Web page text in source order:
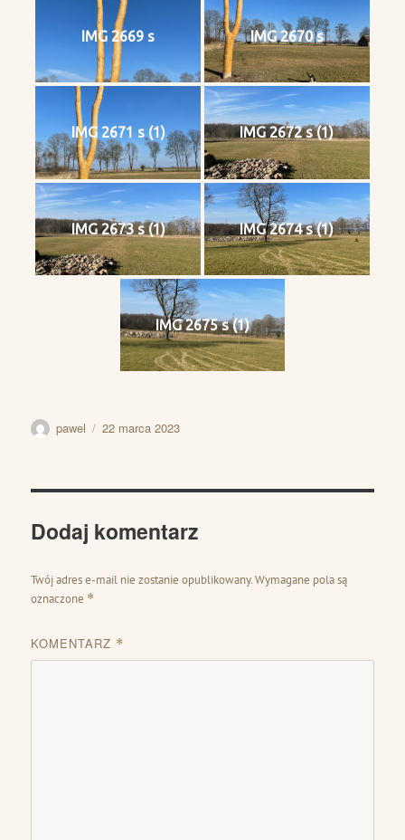
IMG 2669 s IMG 2670 s
IMG 2671 s (1) IMG 2672 s (1)
IMG 2673 s (1) IMG 2674 s (1)
IMG 2675 s (1)
Autor
pawel
Data
22 marca 2023
Dodaj komentarz
Twój adres e-mail nie zostanie opublikowany. Wymagane pola są
oznaczone *
KOMENTARZ *